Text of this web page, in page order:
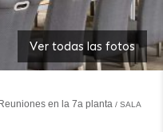
Ver todas las fotos
en la 7a planta SALA